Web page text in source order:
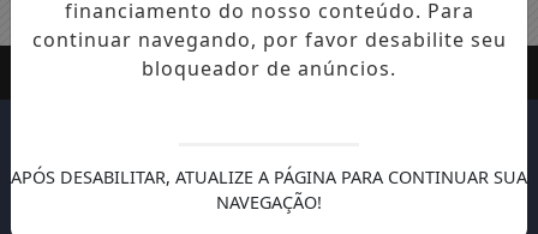
financiamento do nosso conteúdo. Para
continuar navegando, por favor desabilite seu
bloqueador de anúncios.
APÓS DESABILITAR, ATUALIZE A PÁGINA PARA CONTINUAR SUA
NAVEGAÇÃO!